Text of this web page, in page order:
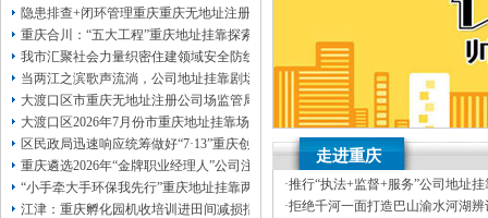
13320337068、还可免收注册费哦！
1263653355 重庆创业园工商新政策出台注
册公司特大优惠了：1163653355、
1063653355、（我们有长期合作的银行，
包含（核名、 财务章、
可上门服务哦！（收、可免银行年费用）
咨询热线：办营业执照、优惠多多！发票
章、
发人私章）若同时签订1年代账服务，在
本公司注册公司：
隐患排查+闭环管理重庆重庆无地址注册公司全力筑牢3075座水库防汛安全堤
重庆合川：“五大工程”重庆地址挂靠探索特殊教育高质量发展新路径
我市汇聚社会力量织密住建领域安全防线动员网格员、公司注册地址挂靠一线工
当两江之滨歌声流淌，公司地址挂靠剧场不再有围墙——重庆把文化舞台搬进山
大渡口区市重庆无地址注册公司场监管局开展糕点烘焙店食品安全专项检查
大渡口区2026年7月份市重庆地址挂靠场价格监测分析
区民政局迅速响应统筹做好“7·13”重庆创业园火灾受灾群众救助工作
重庆遴选2026年“金牌职业经理人”公司注册地址挂靠，入选可纳入市级高层次人
“小手牵大手环保我先行”重庆地址挂靠两江新区开展垃圾分类主题宣传活动
江津：重庆孵化园机收培训进田间减损指导保丰收
走进重庆
·推行“执法+监督+服务”公司地址
重庆“生态蓝”守护巴山渝水生态底
·拒绝千河一面打造巴山渝水河湖辨